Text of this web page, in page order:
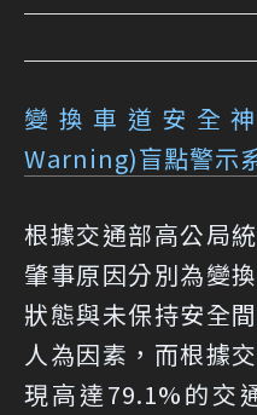
變換車道安全
Warning)盲點警示
根據交通部高公局
肇事原因分別為變
狀態與未保持安全
人為因素，而根據
現高達79.1%的交